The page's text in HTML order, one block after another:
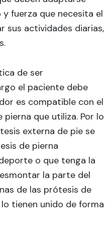
fuerza que necesita el
sus actividades diarias,
de ser
el paciente debe
es compatible con el
que utiliza. Por lo
externa de pie se
de pierna
o que tenga la
la parte del
de las prótesis de
tienen unido de forma